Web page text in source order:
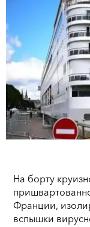
На борту
Франции,
вспышки